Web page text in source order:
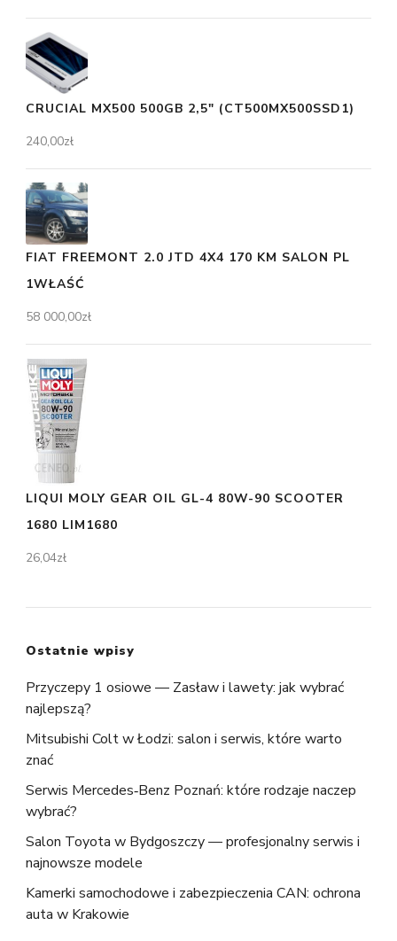
CRUCIAL MX500 500GB 2,5" (CT500MX500SSD1)
240,00zł
FIAT FREEMONT 2.0 JTD 4X4 170 KM SALON PL
1WŁAŚĆ
58 000,00zł
LIQUI MOLY GEAR OIL GL-4 80W-90 SCOOTER
1680 LIM1680
26,04zł
Ostatnie wpisy
Przyczepy 1 osiowe — Zasław i lawety: jak wybrać
najlepszą?
Mitsubishi Colt w Łodzi: salon i serwis, które warto
znać
Serwis Mercedes‑Benz Poznań: które rodzaje naczep
wybrać?
Salon Toyota w Bydgoszczy — profesjonalny serwis i
najnowsze modele
Kamerki samochodowe i zabezpieczenia CAN: ochrona
auta w Krakowie